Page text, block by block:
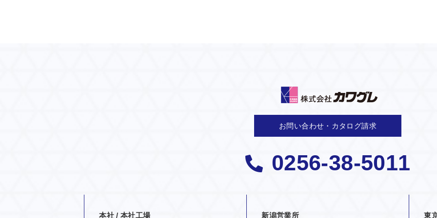
お問い合わせ・カタログ請求
0256-38-5011
本社 / 本社工場 新潟営業所 東